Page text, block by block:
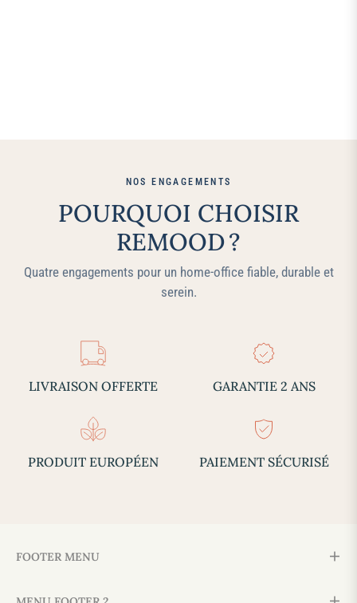
NOS ENGAGEMENTS
POURQUOI CHOISIR
REMOOD ?
Quatre engagements pour un home‑office fiable, durable et
serein.
LIVRAISON OFFERTE GARANTIE 2 ANS
PRODUIT EUROPÉEN PAIEMENT SÉCURISÉ
FOOTER MENU